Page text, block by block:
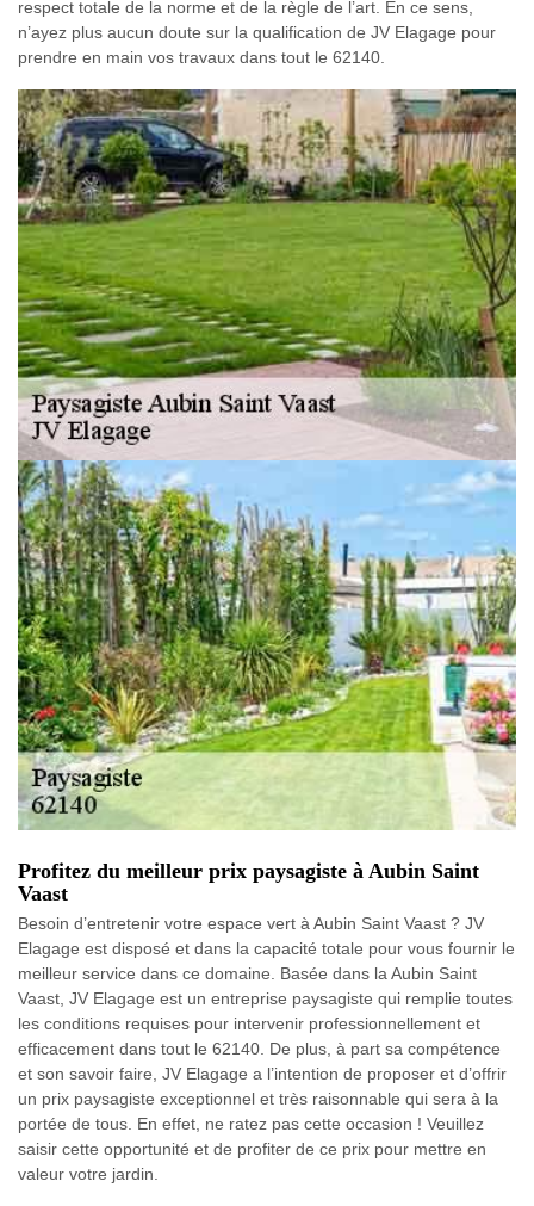
respect totale de la norme et de la règle de l’art. En ce sens,
n’ayez plus aucun doute sur la qualification de JV Elagage pour
prendre en main vos travaux dans tout le 62140.
Profitez du meilleur prix paysagiste à Aubin Saint
Vaast
Besoin d’entretenir votre espace vert à Aubin Saint Vaast ? JV
Elagage est disposé et dans la capacité totale pour vous fournir le
meilleur service dans ce domaine. Basée dans la Aubin Saint
Vaast, JV Elagage est un entreprise paysagiste qui remplie toutes
les conditions requises pour intervenir professionnellement et
efficacement dans tout le 62140. De plus, à part sa compétence
et son savoir faire, JV Elagage a l’intention de proposer et d’offrir
un prix paysagiste exceptionnel et très raisonnable qui sera à la
portée de tous. En effet, ne ratez pas cette occasion ! Veuillez
saisir cette opportunité et de profiter de ce prix pour mettre en
valeur votre jardin.